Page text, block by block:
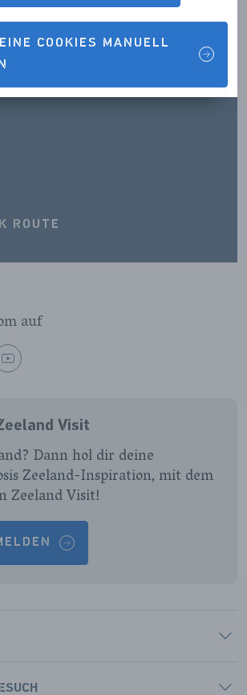
COOKIES MANUELL
ROUTE
auf
BEKIJK
PAGINA Visit
Dann hol dir deine
Zeeland-Inspiration, mit dem
Zeeland Visit!